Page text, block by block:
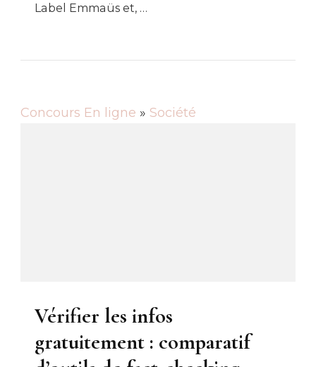
Label Emmaüs et, …
Concours En ligne » Société
Vérifier les infos
gratuitement : comparatif